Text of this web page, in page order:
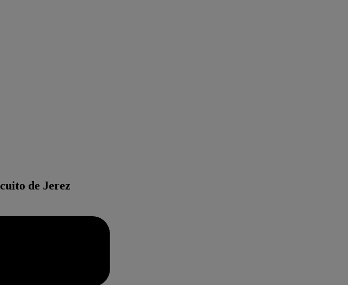
de Jerez